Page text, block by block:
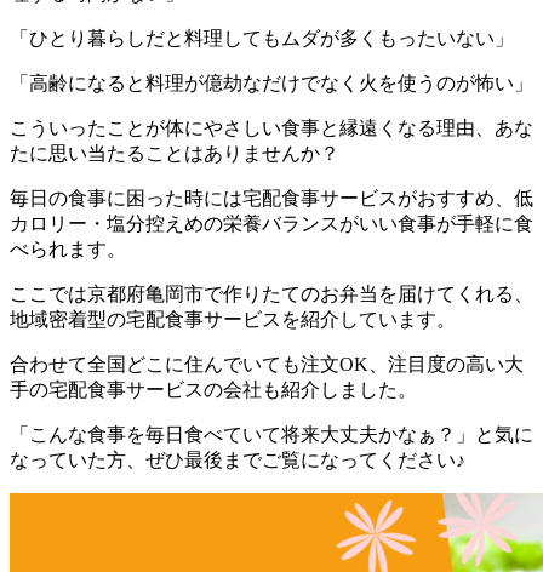
「ひとり暮らしだと料理してもムダが多くもったいない」
「高齢になると料理が億劫なだけでなく火を使うのが怖い」
こういったことが体にやさしい食事と縁遠くなる理由、あな
たに思い当たることはありませんか？
毎日の食事に困った時には宅配食事サービスがおすすめ、低
カロリー・塩分控えめの栄養バランスがいい食事が手軽に食
べられます。
ここでは京都府亀岡市で作りたてのお弁当を届けてくれる、
地域密着型の宅配食事サービスを紹介しています。
合わせて全国どこに住んでいても注文OK、注目度の高い大
手の宅配食事サービスの会社も紹介 しました。
「こんな食事を毎日食べていて将来大丈夫かなぁ？」と気に
なっていた方、ぜひ最後までご覧になってください♪